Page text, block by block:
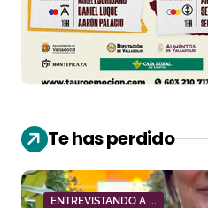
Te has perdido
ENTREVISTANDO A ...